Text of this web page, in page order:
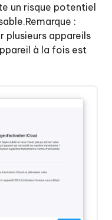
un risque potentiel
:
plusieurs appareils
à la fois est